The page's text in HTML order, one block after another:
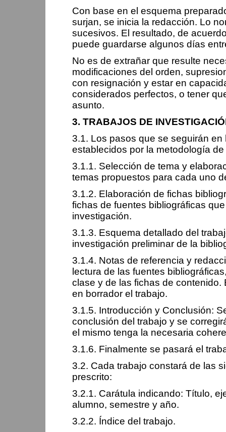
Con base en el esquema
surjan, se inicia la redacción. Lo
sucesivos. El resultado, de
puede guardarse algunos días
No es de extrañar que resulte
modificaciones del orden,
con resignación y estar en
considerados perfectos, o tener
asunto.
3. TRABAJOS DE
3.1. Los pasos que se seguirán
establecidos por la metodología
3.1.1. Selección de tema y
temas propuestos para cada uno
3.1.2. Elaboración de fichas
fichas de fuentes bibliográficas
investigación.
3.1.3. Esquema detallado del
investigación preliminar de la
3.1.4. Notas de referencia y
lectura de las fuentes
clase y de las fichas de
en borrador el trabajo.
3.1.5. Introducción y Conclusión:
conclusión del trabajo y se
el mismo tenga la necesaria
3.1.6. Finalmente se pasará el
3.2. Cada trabajo constará de las
prescrito:
3.2.1. Carátula indicando: Título,
alumno, semestre y año.
3.2.2. Índice del trabajo.